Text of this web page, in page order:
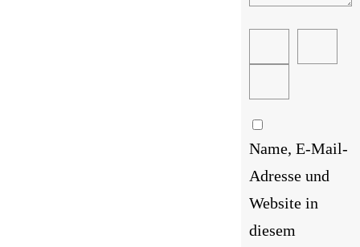
Name, E-Mail-
Adresse und
Website in
diesem